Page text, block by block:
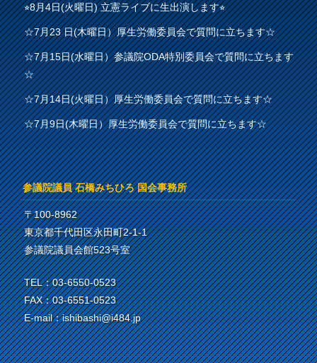
⭐︎8月4日(火曜日) 立憲ライブに生出演します⭐︎
☆7月23 日(木曜日）厚生労働委員会で質問に立ちます☆
☆7月15日(水曜日）参議院ODA特別委員会で質問に立ちます
☆
☆7月14日(火曜日）厚生労働委員会で質問に立ちます☆
☆7月9日(木曜日）厚生労働委員会で質問に立ちます☆
参議院議員 石橋みちひろ 国会事務所
〒100-8962
東京都千代田区永田町2-1-1
参議院議員会館523号室
TEL：03-6550-0523
FAX：03-6551-0523
E-mail：ishibashi@i484.jp